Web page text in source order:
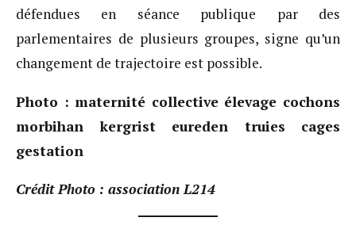
défendues en séance publique par des
parlementaires de plusieurs groupes, signe qu’un
changement de trajectoire est possible.
Photo : maternité collective élevage cochons
morbihan kergrist eureden truies cages
gestation
Crédit Photo : association L214